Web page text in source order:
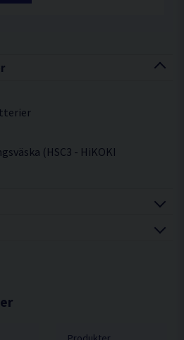
(HSC3 - HiKOKI
sågkapacitet